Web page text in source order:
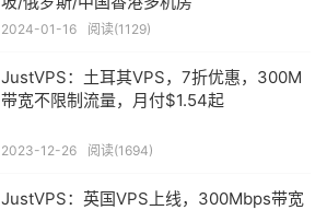
2024-01-16 阅读(1129)
JustVPS：土耳其VPS，7折优惠，300M
带宽不限制流量，月付$1.54起
2023-12-26 阅读(1694)
JustVPS：英国VPS上线，300Mbps带宽